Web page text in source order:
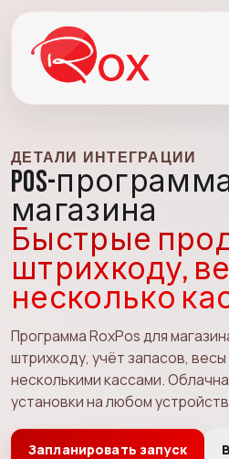
ДЕТАЛИ ИНТЕГРАЦИИ
POS-
магазина
Быстрые
штрихкоду,
несколько
Программа RoxPos для
штрихкоду, учёт запасов,
несколькими кассами.
установки на любом
Запланировать запуск